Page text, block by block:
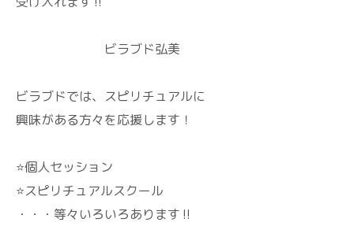
ビラブド弘美
ビラブドでは、スピリチュアルに
興味がある方々を応援します！
⭐個人セッション
⭐スピリチュアルスクール
・・・等々いろいろあります‼️